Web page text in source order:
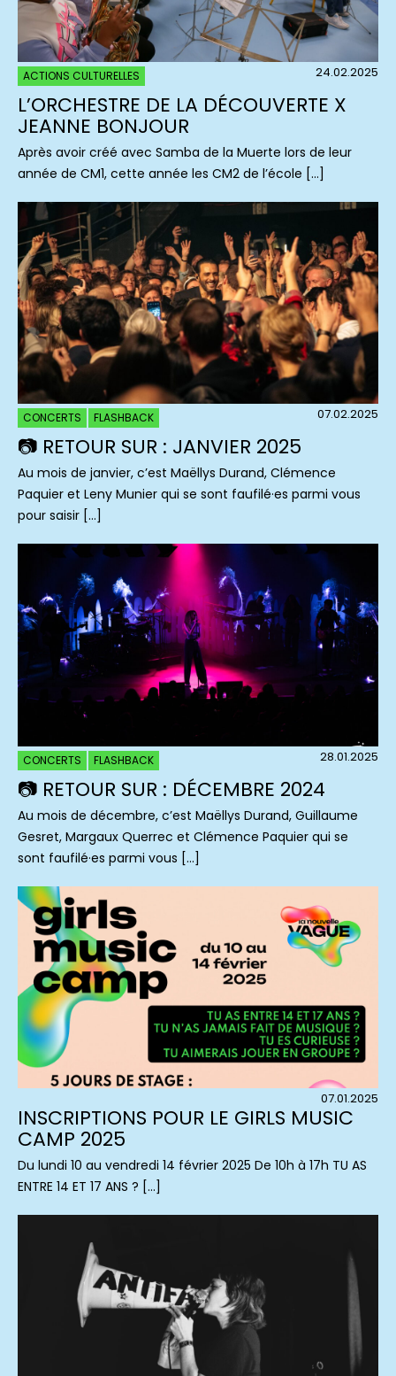
ACTIONS CULTURELLES 24.02.2025
L’ORCHESTRE DE LA DÉCOUVERTE X
JEANNE BONJOUR
Après avoir créé avec Samba de la Muerte lors de leur
année de CM1, cette année les CM2 de l’école […]
CONCERTS FLASHBACK 07.02.2025
📷 RETOUR SUR : JANVIER 2025
Au mois de janvier, c’est Maëllys Durand, Clémence
Paquier et Leny Munier qui se sont faufilé·es parmi vous
pour saisir […]
CONCERTS FLASHBACK 28.01.2025
📷 RETOUR SUR : DÉCEMBRE 2024
Au mois de décembre, c’est Maëllys Durand, Guillaume
Gesret, Margaux Querrec et Clémence Paquier qui se
sont faufilé·es parmi vous […]
07.01.2025
INSCRIPTIONS POUR LE GIRLS MUSIC
CAMP 2025
Du lundi 10 au vendredi 14 février 2025 De 10h à 17h TU AS
ENTRE 14 ET 17 ANS ? […]